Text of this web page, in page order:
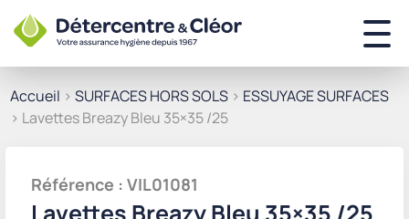
Accueil > SURFACES HORS SOLS > ESSUYAGE SURFACES
> Lavettes Breazy Bleu 35×35 /25
Référence : VIL01081